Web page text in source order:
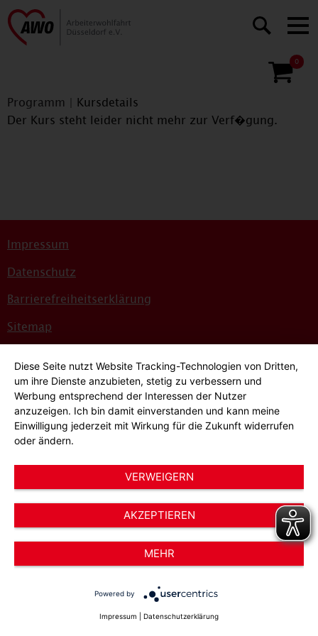
0
Programm
Kursdetails
Der Kurs steht leider nicht mehr zur Verf�gung.
Impressum
Datenschutz
Barrierefreiheitserklärung
Sitemap
Hinweisgeber*innensystem
Cookie-Einstellungen
© 2026 AWO Düsseldorf – Arbeiterwohlfahrt e.V.
Diese Seite nutzt Website Tracking-Technologien von Dritten,
um ihre Dienste anzubieten, stetig zu verbessern und
Werbung entsprechend der Interessen der Nutzer
anzuzeigen. Ich bin damit einverstanden und kann meine
Einwilligung jederzeit mit Wirkung für die Zukunft widerrufen
oder ändern.
VERWEIGERN
AKZEPTIEREN
MEHR
Powered by
Impressum Datenschutzerklärung